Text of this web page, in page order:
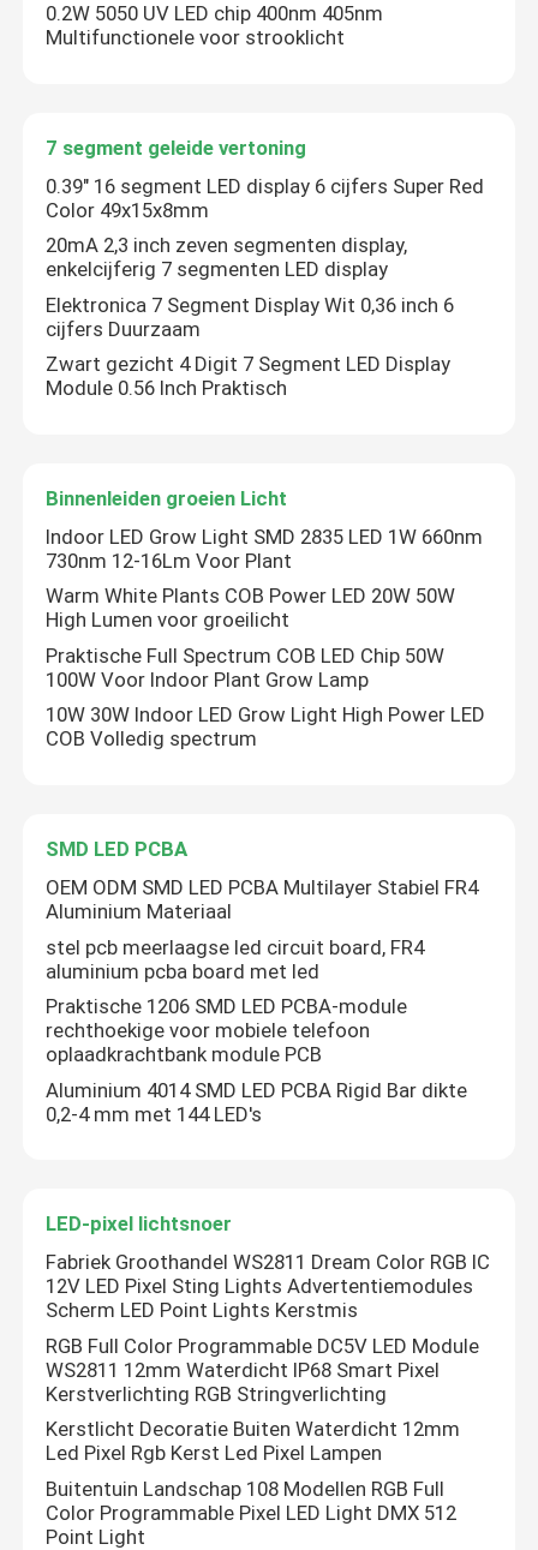
UV GELEIDE SPAANDER
7 segment geleide vertoning
Binnenleiden groeien Licht
LED-pixel lichtsnoer
0.2W 5050 UV LED chip 400nm 405nm
Multifunctionele voor strooklicht
7 segment geleide vertoning
0.39" 16 segment LED display 6 cijfers Super Red
Color 49x15x8mm
20mA 2,3 inch zeven segmenten display,
enkelcijferig 7 segmenten LED display
Elektronica 7 Segment Display Wit 0,36 inch 6
cijfers Duurzaam
Zwart gezicht 4 Digit 7 Segment LED Display
Module 0.56 Inch Praktisch
Binnenleiden groeien Licht
Indoor LED Grow Light SMD 2835 LED 1W 660nm
730nm 12-16Lm Voor Plant
Warm White Plants COB Power LED 20W 50W
High Lumen voor groeilicht
Praktische Full Spectrum COB LED Chip 50W
100W Voor Indoor Plant Grow Lamp
10W 30W Indoor LED Grow Light High Power LED
COB Volledig spectrum
SMD LED PCBA
OEM ODM SMD LED PCBA Multilayer Stabiel FR4
Aluminium Materiaal
stel pcb meerlaagse led circuit board, FR4
aluminium pcba board met led
Praktische 1206 SMD LED PCBA-module
rechthoekige voor mobiele telefoon
oplaadkrachtbank module PCB
Aluminium 4014 SMD LED PCBA Rigid Bar dikte
0,2-4 mm met 144 LED's
LED-pixel lichtsnoer
Fabriek Groothandel WS2811 Dream Color RGB IC
12V LED Pixel Sting Lights Advertentiemodules
Scherm LED Point Lights Kerstmis
RGB Full Color Programmable DC5V LED Module
WS2811 12mm Waterdicht IP68 Smart Pixel
Kerstverlichting RGB Stringverlichting
Kerstlicht Decoratie Buiten Waterdicht 12mm
Led Pixel Rgb Kerst Led Pixel Lampen
Buitentuin Landschap 108 Modellen RGB Full
Color Programmable Pixel LED Light DMX 512
Point Light